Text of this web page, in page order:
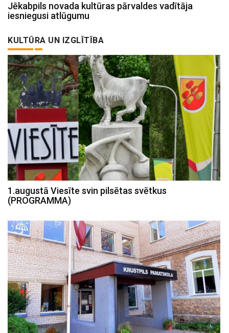
Jēkabpils novada kultūras pārvaldes vadītāja
iesniegusi atlūgumu
KULTŪRA UN IZGLĪTĪBA
1.augustā Viesīte svin pilsētas svētkus
(PROGRAMMA)